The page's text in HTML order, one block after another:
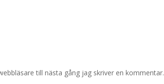
till nästa gång jag skriver en kommentar.